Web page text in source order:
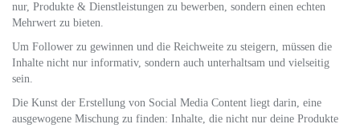
nur, Produkte & Dienstleistungen zu bewerben, sondern einen echten
Mehrwert zu bieten.
Um Follower zu gewinnen und die Reichweite zu steigern, müssen die
Inhalte nicht nur informativ, sondern auch unterhaltsam und vielseitig
sein.
Die Kunst der Erstellung von Social Media Content liegt darin, eine
ausgewogene Mischung zu finden: Inhalte, die nicht nur deine Produkte